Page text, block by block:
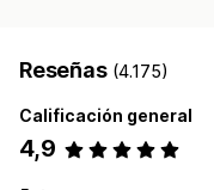
Reseñas (4.175)
Calificación general
4,9